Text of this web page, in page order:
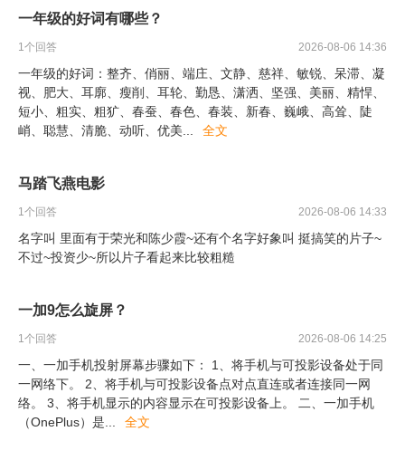
一年级的好词有哪些？
1个回答 2026-08-06 14:36
一年级的好词：整齐、俏丽、端庄、文静、慈祥、敏锐、呆滞、凝
视、肥大、耳廓、瘦削、耳轮、勤恳、潇洒、坚强、美丽、精悍、
短小、粗实、粗犷、春蚕、春色、春装、新春、巍峨、高耸、陡
峭、聪慧、清脆、动听、优美
全文
马踏飞燕电影
1个回答 2026-08-06 14:33
名字叫 里面有于荣光和陈少霞~还有个名字好象叫 挺搞笑的片子~
不过~投资少~所以片子看起来比较粗糙
一加9怎么旋屏？
1个回答 2026-08-06 14:25
一、一加手机投射屏幕步骤如下： 1、将手机与可投影设备处于同
一网络下。 2、将手机与可投影设备点对点直连或者连接同一网
络。 3、将手机显示的内容显示在可投影设备上。 二、一加手机
（OnePlus）是
全文